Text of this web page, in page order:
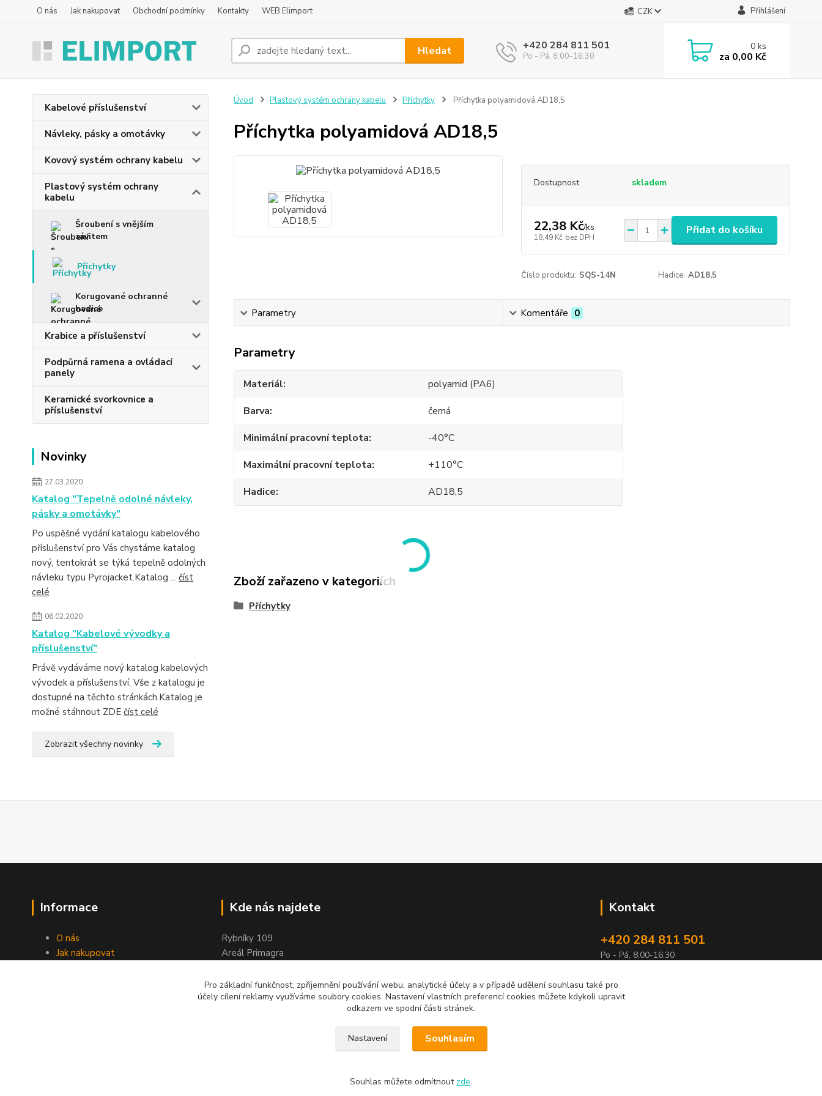
O nás Jak nakupovat Obchodní podmínky Kontakty WEB Elimport CZK Přihlášení
Hledat +420 284 811 501
Po - Pá, 8:00-16:30
0ks
za 0,00 Kč
Kabelové příslušenství
Návleky, pásky a omotávky
Kovový systém ochrany kabelu
Plastový systém ochrany
kabelu
Šroubení s vnějším
závitem
Příchytky
Korugované ochranné
hadice
Krabice a příslušenství
Podpůrná ramena a ovládací
panely
Keramické svorkovnice a
příslušenství
Novinky
27.03.2020
Katalog "Tepelně odolné návleky,
pásky a omotávky"
Po uspěšné vydání katalogu kabelového
příslušenství pro Vás chystáme katalog
nový, tentokrát se týká tepelně odolných
návleku typu Pyrojacket.Katalog ... číst
celé
06.02.2020
Katalog "Kabelové vývodky a
příslušenství"
Právě vydáváme nový katalog kabelových
vývodek a příslušenství. Vše z katalogu je
dostupné na těchto stránkách.Katalog je
možné stáhnout ZDE číst celé
Zobrazit všechny novinky
Úvod Plastový systém ochrany kabelu Příchytky Příchytka polyamidová AD18,5
Příchytka polyamidová AD18,5
Dostupnost skladem
22,38 Kč/ks
18,49 Kč bez DPH
Přidat do košíku
Číslo produktu: SQS-14N Hadice: AD18,5
Parametry Komentáře 0
Parametry
Materiál
polyamid (PA6)
Barva
černá
Minimální pracovní teplota
-40°C
Maximální pracovní teplota
+110°C
Hadice
AD18,5
Zboží zařazeno v kategoriích
Příchytky
Informace
O nás
Jak nakupovat
Kde nás najdete
Rybníky 109
Areál Primagra
Kontakt
+420 284 811 501
Po - Pá, 8:00-16:30
Pro základní funkčnost, zpříjemnění používání webu, analytické účely a v případě udělení souhlasu také pro
účely cílení reklamy využíváme soubory cookies. Nastavení vlastních preferencí cookies můžete kdykoli upravit
odkazem ve spodní části stránek.
Nastavení Souhlasím
Souhlas můžete odmítnout zde.